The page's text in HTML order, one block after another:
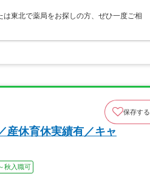
東北で薬局をお探しの方、ぜひ一度ご相
保存する
産休育休実績有／キャ
秋入職可